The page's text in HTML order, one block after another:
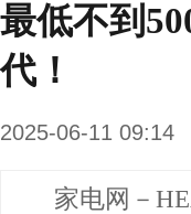
最低不到
代！
2025-06-11 09:14
家电网－